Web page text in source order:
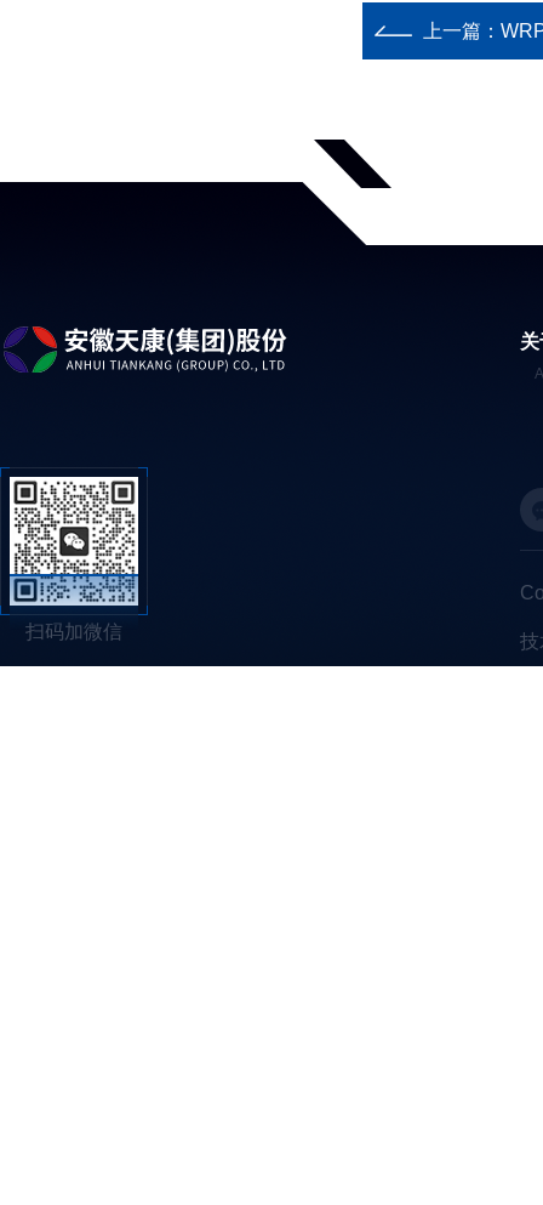
上一篇：
扫码加微信 技